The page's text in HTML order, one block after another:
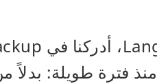
منذ فترة طويلة: